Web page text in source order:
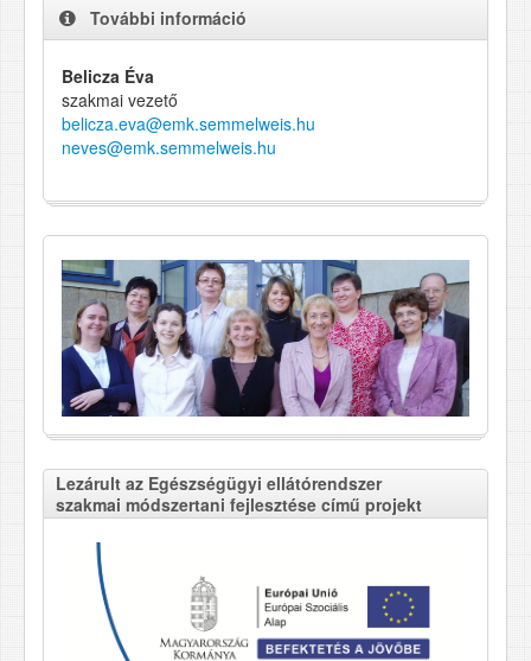
További információ
Belicza Éva
szakmai vezető
belicza.eva@emk.semmelweis.hu
neves@emk.semmelweis.hu
Lezárult az Egészségügyi ellátórendszer
szakmai módszertani fejlesztése című projekt